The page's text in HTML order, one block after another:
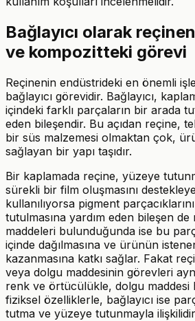
Bağlayıcı olarak
ve kompozitteki görevi
Reçinenin endüstrideki en önemli
bağlayıcı görevidir. Bağlayıcı,
içindeki farklı parçaların bir arada
eden bileşendir. Bu açıdan reçine,
bir süs malzemesi olmaktan çok,
sağlayan bir yapı taşıdır.
Bir kaplamada reçine, yüzeye
sürekli bir film oluşmasını
kullanılıyorsa pigment
tutulmasına yardım eden bileşen
maddeleri bulunduğunda ise bu
içinde dağılmasına ve ürünün
kazanmasına katkı sağlar. Fakat
veya dolgu maddesinin görevleri
renk ve örtücülükle, dolgu maddesi
fiziksel özelliklerle, bağlayıcı ise
tutma ve yüzeye tutunmayla